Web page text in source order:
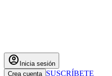
account_circle Inicia sesión
Crea cuenta SUSCRÍBETE